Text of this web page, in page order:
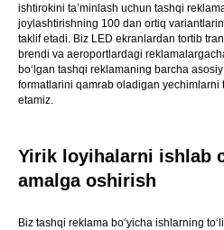
ishtirokini ta’minlash uchun tashqi
joylashtirishning 100 dan ortiq
taklif etadi. Biz LED ekranlardan tortib
brendi va aeroportlardagi
bo‘lgan tashqi reklamaning barcha asosiy
formatlarini qamrab oladigan yechimlarni
etamiz.
Yirik loyihalarni ishlab
amalga oshirish
Biz tashqi reklama bo‘yicha ishlarning